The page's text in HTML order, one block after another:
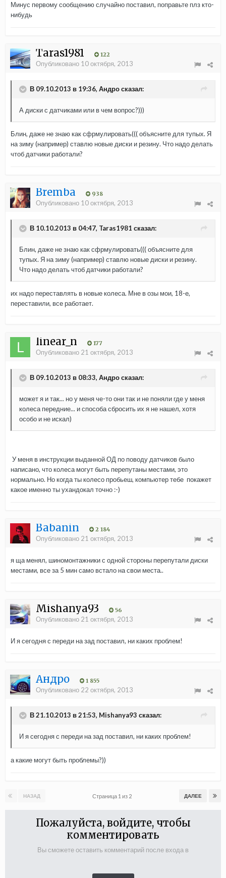
Минус первому сообщению случайно поставил, поправьте плз кто-
нибудь
Taras1981 122
Опубликовано 10 октября, 2013
В 09.10.2013 в 19:36, Андро сказал:
А диски с датчиками или в чем вопрос?)))
Блин, даже не знаю как сфрмулировать((( объясните для тупых. Я
на зиму (например) ставлю новые диски и резину. Что надо делать
чтоб датчики работали?
Bremba 938
Опубликовано 10 октября, 2013
В 10.10.2013 в 04:47, Taras1981 сказал:
Блин, даже не знаю как сфрмулировать((( объясните для
тупых. Я на зиму (например) ставлю новые диски и резину.
Что надо делать чтоб датчики работали?
их надо переставлять в новые колеса. Мне в озы мои, 18-е,
переставили, все работает.
linear_n 177
Опубликовано 21 октября, 2013
В 09.10.2013 в 08:33, Андро сказал:
может я и так... но у меня че-то они так и не поняли где у меня
колеса передние... и способа сбросить их я не нашел, хотя
особо и не искал)
У меня в инструкции выданной ОД по поводу датчиков было
написано, что колеса могут быть перепутаны местами, это
нормально. Но когда ты колесо пробьеш, компьютер тебе покажет
какое именно ты ухандокал точно :-)
Babanin 2 184
Опубликовано 21 октября, 2013
я ща менял, шиномонтажники с одной стороны перепутали диски
местами, все за 5 мин само встало на свои места..
Mishanya93 56
Опубликовано 21 октября, 2013
И я сегодня с переди на зад поставил, ни каких проблем!
Андро 1 855
Опубликовано 22 октября, 2013
В 21.10.2013 в 21:53, Mishanya93 сказал:
И я сегодня с переди на зад поставил, ни каких проблем!
а какие могут быть проблемы?))
НАЗАД ДАЛЕЕ
Страница 1 из 2
Пожалуйста, войдите, чтобы
комментировать
Вы сможете оставить комментарий после входа в